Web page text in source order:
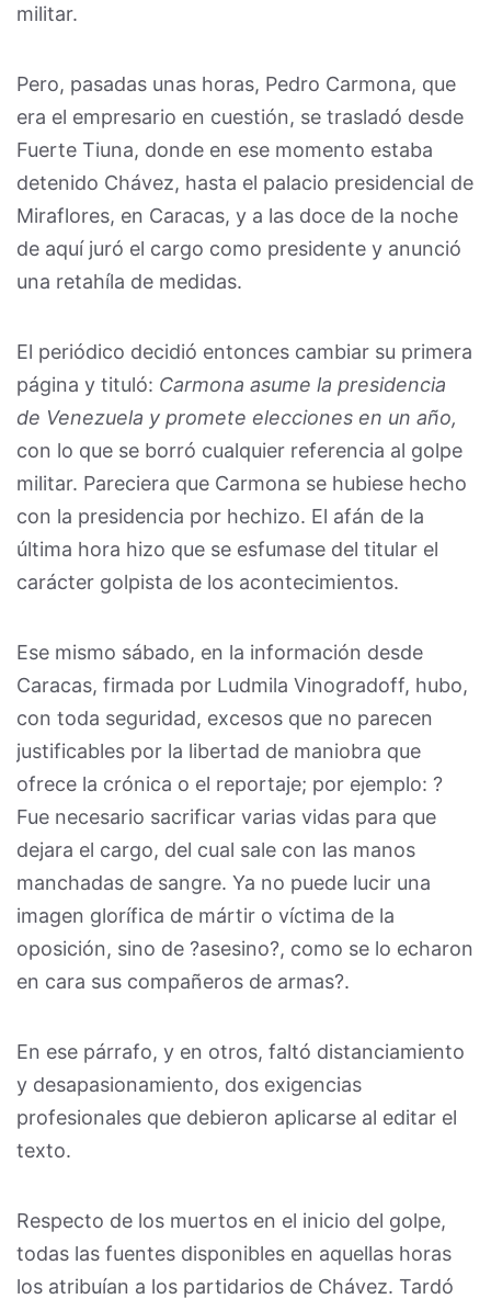
militar.
Pero, pasadas unas horas, Pedro Carmona, que
era el empresario en cuestión, se trasladó desde
Fuerte Tiuna, donde en ese momento estaba
detenido Chávez, hasta el palacio presidencial de
Miraflores, en Caracas, y a las doce de la noche
de aquí juró el cargo como presidente y anunció
una retahíla de medidas.
El periódico decidió entonces cambiar su primera
página y tituló: Carmona asume la presidencia
de Venezuela y promete elecciones en un año,
con lo que se borró cualquier referencia al golpe
militar. Pareciera que Carmona se hubiese hecho
con la presidencia por hechizo. El afán de la
última hora hizo que se esfumase del titular el
carácter golpista de los acontecimientos.
Ese mismo sábado, en la información desde
Caracas, firmada por Ludmila Vinogradoff, hubo,
con toda seguridad, excesos que no parecen
justificables por la libertad de maniobra que
ofrece la crónica o el reportaje; por ejemplo: ?
Fue necesario sacrificar varias vidas para que
dejara el cargo, del cual sale con las manos
manchadas de sangre. Ya no puede lucir una
imagen glorífica de mártir o víctima de la
oposición, sino de ?asesino?, como se lo echaron
en cara sus compañeros de armas?.
En ese párrafo, y en otros, faltó distanciamiento
y desapasionamiento, dos exigencias
profesionales que debieron aplicarse al editar el
texto.
Respecto de los muertos en el inicio del golpe,
todas las fuentes disponibles en aquellas horas
los atribuían a los partidarios de Chávez. Tardó